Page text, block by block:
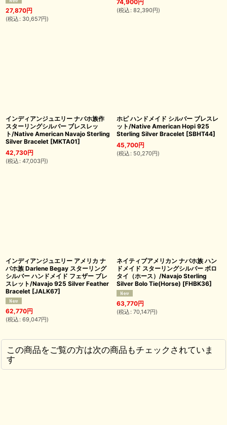
27,870円
(税込 : 30,657円)
74,900円
(税込 : 82,390円)
インディアンジュエリー ナバホ族作
スターリングシルバー ブレスレッ
ト/Native American Navajo Sterling
Silver Bracelet [MKTA01]
42,730円
(税込 : 47,003円)
ホピ ハンドメイド シルバー ブレスレ
ット/Native American Hopi 925
Sterling Silver Bracelet [SBHT44]
45,700円
(税込 : 50,270円)
インディアンジュエリー アメリカ ナ
バホ族 Darlene Begay スターリング
シルバー ハンドメイド フェザー ブレ
スレット/Navajo 925 Silver Feather
Bracelet [JALK67]
62,770円
(税込 : 69,047円)
ネイティブアメリカン ナバホ族 ハン
ドメイド スターリングシルバー ボロ
タイ（ホース）/Navajo Sterling
Silver Bolo Tie(Horse) [FHBK36]
63,770円
(税込 : 70,147円)
この商品をご覧の方は次の商品もチェックされていま
す